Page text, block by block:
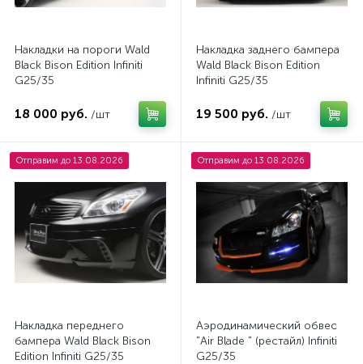
Накладки на пороги Wald
Black Bison Edition Infiniti
G25/35
18 000 руб. /шт
Накладка заднего бампера
Wald Black Bison Edition
Infiniti G25/35
19 500 руб. /шт
Отправим до 13.08.2026
Накладка переднего
бампера Wald Black Bison
Edition Infiniti G25/35
Отправим до 13.08.2026
Аэродинамический обвес
"Air Blade " (рестайл) Infiniti
G25/35